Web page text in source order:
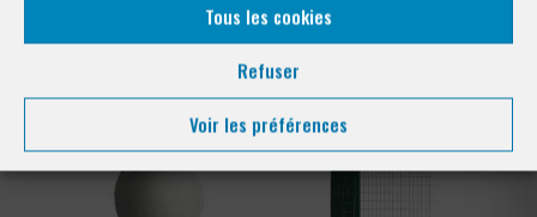
Tous les cookies
Refuser
Voir les préférences
à Châteauneuf-Grasse 06740